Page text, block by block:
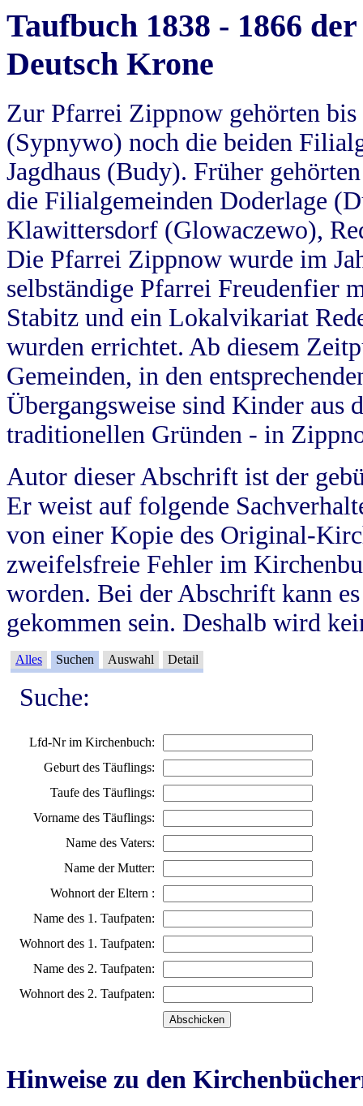
Taufbuch 1838 - 1866
Deutsch Krone
Zur Pfarrei Zippnow gehörten
(Sypnywo) noch die beiden
Jagdhaus (Budy). Früher
die Filialgemeinden Doderlage
Klawittersdorf (Glowaczewo),
Die Pfarrei Zippnow wurde im
selbständige Pfarrei Freudenfier
Stabitz und ein Lokalvikariat
wurden errichtet. Ab diesem
Gemeinden, in den
Übergangsweise sind Kinder aus
traditionellen Gründen - in
Autor dieser Abschrift ist der
Er weist auf folgende
von einer Kopie des Original-
zweifelsfreie Fehler im
worden. Bei der Abschrift kann
gekommen sein. Deshalb wird
Alles Suchen Auswahl Detail
Suche:
Lfd-Nr im Kirchenbuch:
Geburt des Täuflings:
Taufe des Täuflings:
Vorname des Täuflings:
Name des Vaters:
Name der Mutter:
Wohnort der Eltern :
Name des 1. Taufpaten:
Wohnort des 1. Taufpaten:
Name des 2. Taufpaten:
Wohnort des 2. Taufpaten:
Hinweise zu den